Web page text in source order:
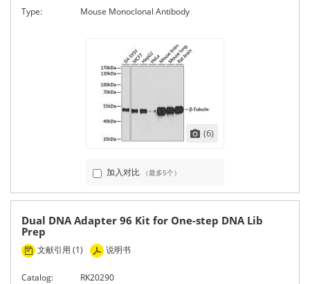
Type:
Mouse Monoclonal Antibody
(6)
加入对比 （最多5个）
Dual DNA Adapter 96 Kit for One-step DNA Lib
Prep
文献引用 (1) 说明书
Catalog:
RK20290